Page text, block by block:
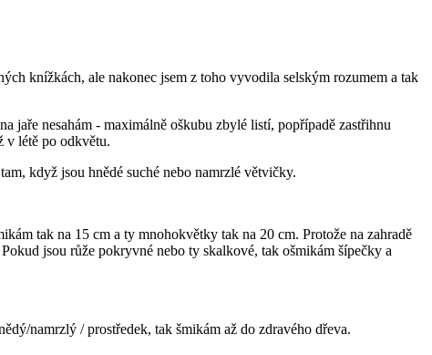
knížkách, ale nakonec jsem z toho vyvodila selským rozumem a tak
jaře nesahám - maximálně oškubu zbylé listí, popřípadě zastřihnu
v létě po odkvětu.
když jsou hnědé suché nebo namrzlé větvičky.
tak na 15 cm a ty mnohokvětky tak na 20 cm. Protože na zahradě
jsou růže pokryvné nebo ty skalkové, tak ošmikám šípečky a
namrzlý / prostředek, tak šmikám až do zdravého dřeva.